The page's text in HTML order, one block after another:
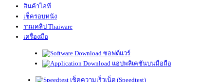
สินค้าไอที
เช็ครอบหนัง
รวมคลิป Thaiware
เครื่องมือ
ซอฟต์แวร์
แอปพลิเคชันบนมือถือ
เช็คความเร็วเน็ต (Speedtest)